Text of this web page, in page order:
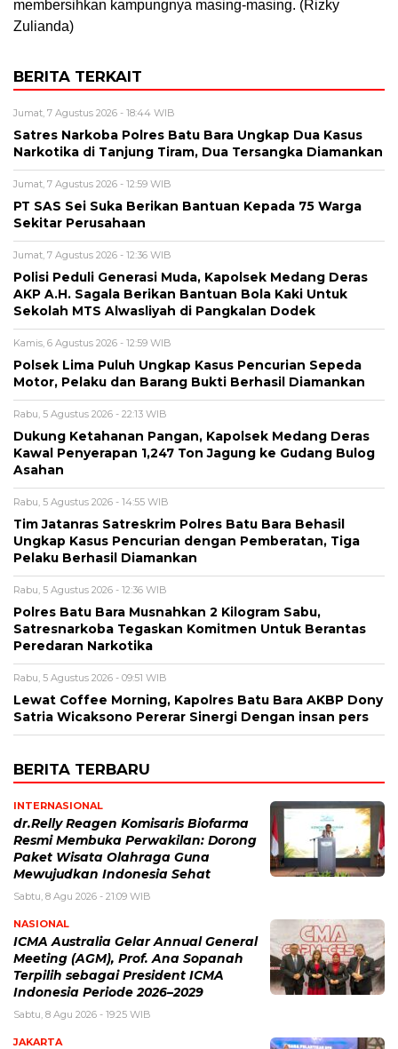
membersihkan kampungnya masing-masing. (Rizky
Zulianda)
BERITA TERKAIT
Jumat, 7 Agustus 2026 - 18:44 WIB
Satres Narkoba Polres Batu Bara Ungkap Dua Kasus
Narkotika di Tanjung Tiram, Dua Tersangka Diamankan
Jumat, 7 Agustus 2026 - 12:59 WIB
PT SAS Sei Suka Berikan Bantuan Kepada 75 Warga
Sekitar Perusahaan
Jumat, 7 Agustus 2026 - 12:36 WIB
Polisi Peduli Generasi Muda, Kapolsek Medang Deras
AKP A.H. Sagala Berikan Bantuan Bola Kaki Untuk
Sekolah MTS Alwasliyah di Pangkalan Dodek
Kamis, 6 Agustus 2026 - 12:59 WIB
Polsek Lima Puluh Ungkap Kasus Pencurian Sepeda
Motor, Pelaku dan Barang Bukti Berhasil Diamankan
Rabu, 5 Agustus 2026 - 22:13 WIB
Dukung Ketahanan Pangan, Kapolsek Medang Deras
Kawal Penyerapan 1,247 Ton Jagung ke Gudang Bulog
Asahan
Rabu, 5 Agustus 2026 - 14:55 WIB
Tim Jatanras Satreskrim Polres Batu Bara Behasil
Ungkap Kasus Pencurian dengan Pemberatan, Tiga
Pelaku Berhasil Diamankan
Rabu, 5 Agustus 2026 - 12:36 WIB
Polres Batu Bara Musnahkan 2 Kilogram Sabu,
Satresnarkoba Tegaskan Komitmen Untuk Berantas
Peredaran Narkotika
Rabu, 5 Agustus 2026 - 09:51 WIB
Lewat Coffee Morning, Kapolres Batu Bara AKBP Dony
Satria Wicaksono Pererar Sinergi Dengan insan pers
BERITA TERBARU
INTERNASIONAL
dr.Relly Reagen Komisaris Biofarma
Resmi Membuka Perwakilan: Dorong
Paket Wisata Olahraga Guna
Mewujudkan Indonesia Sehat
Sabtu, 8 Agu 2026 - 21:09 WIB
NASIONAL
ICMA Australia Gelar Annual General
Meeting (AGM), Prof. Ana Sopanah
Terpilih sebagai President ICMA
Indonesia Periode 2026–2029
Sabtu, 8 Agu 2026 - 19:25 WIB
JAKARTA